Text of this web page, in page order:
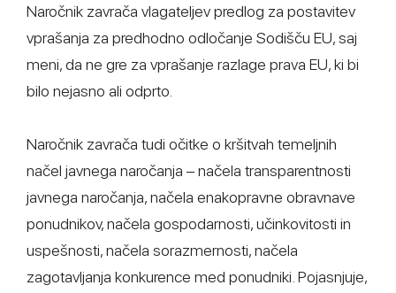
Naročnik zavrača vlagateljev predlog za postavitev
vprašanja za predhodno odločanje Sodišču EU, saj
meni, da ne gre za vprašanje razlage prava EU, ki bi
bilo nejasno ali odprto.
Naročnik zavrača tudi očitke o kršitvah temeljnih
načel javnega naročanja – načela transparentnosti
javnega naročanja, načela enakopravne obravnave
ponudnikov, načela gospodarnosti, učinkovitosti in
uspešnosti, načela sorazmernosti, načela
zagotavljanja konkurence med ponudniki. Pojasnjuje,